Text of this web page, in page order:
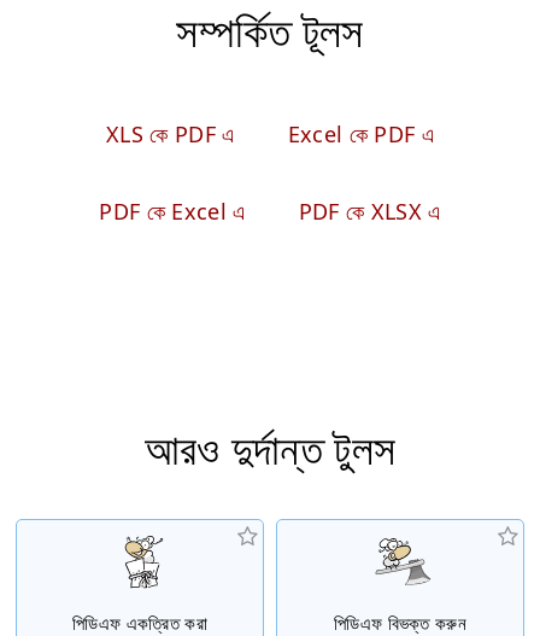
সম্পর্কিত টূলস
XLS কে PDF এ Excel কে PDF এ
PDF কে Excel এ PDF কে XLSX এ
আরও দুর্দান্ত টুলস
পিডিএফ একত্রিত করা পিডিএফ বিভক্ত করুন